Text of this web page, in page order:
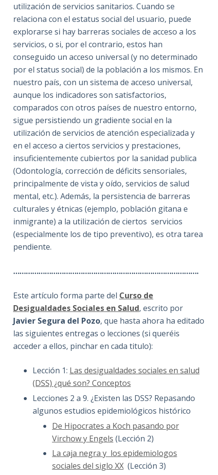
utilización de servicios sanitarios. Cuando se
relaciona con el estatus social del usuario, puede
explorarse si hay barreras sociales de acceso a los
servicios, o si, por el contrario, estos han
conseguido un acceso universal (y no determinado
por el status social) de la población a los mismos. En
nuestro país, con un sistema de acceso universal,
aunque los indicadores son satisfactorios,
comparados con otros países de nuestro entorno,
sigue persistiendo un gradiente social en la
utilización de servicios de atención especializada y
en el acceso a ciertos servicios y prestaciones,
insuficientemente cubiertos por la sanidad publica
(Odontología, corrección de déficits sensoriales,
principalmente de vista y oído, servicios de salud
mental, etc.). Además, la persistencia de barreras
culturales y étnicas (ejemplo, población gitana e
inmigrante) a la utilización de ciertos servicios
(especialmente los de tipo preventivo), es otra tarea
pendiente.
…………………………………………………………………………….
Este artículo forma parte del Curso de
Desigualdades Sociales en Salud, escrito por
Javier Segura del Pozo, que hasta ahora ha editado
las siguientes entregas o lecciones (si queréis
acceder a ellos, pinchar en cada titulo):
Lección 1: Las desigualdades sociales en salud
(DSS) ¿qué son? Conceptos
Lecciones 2 a 9. ¿Existen las DSS? Repasando
algunos estudios epidemiológicos histórico
De Hipocrates a Koch pasando por
Virchow y Engels (Lección 2)
La caja negra y los epidemiologos
sociales del siglo XX(Lección 3)